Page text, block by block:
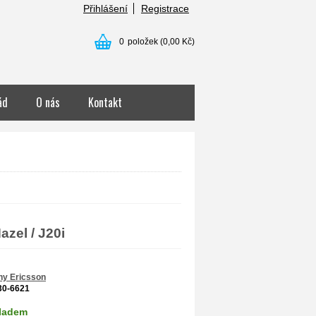
Přihlášení Registrace
0 položek (0,00 Kč)
O nás Kontakt
/ J20i
Ericsson
6621